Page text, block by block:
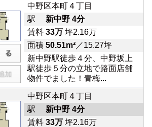
中野区本町４丁目
駅 新中野 4分
賃料 33万坪2.16万
面積 50.51m²／15.27坪
新中野駅徒歩４分、中野坂上
駅徒歩５分の立地で路面店舗
物件でました！青梅...
中野区本町４丁目
駅 新中野 4分
賃料 33万坪2.16万